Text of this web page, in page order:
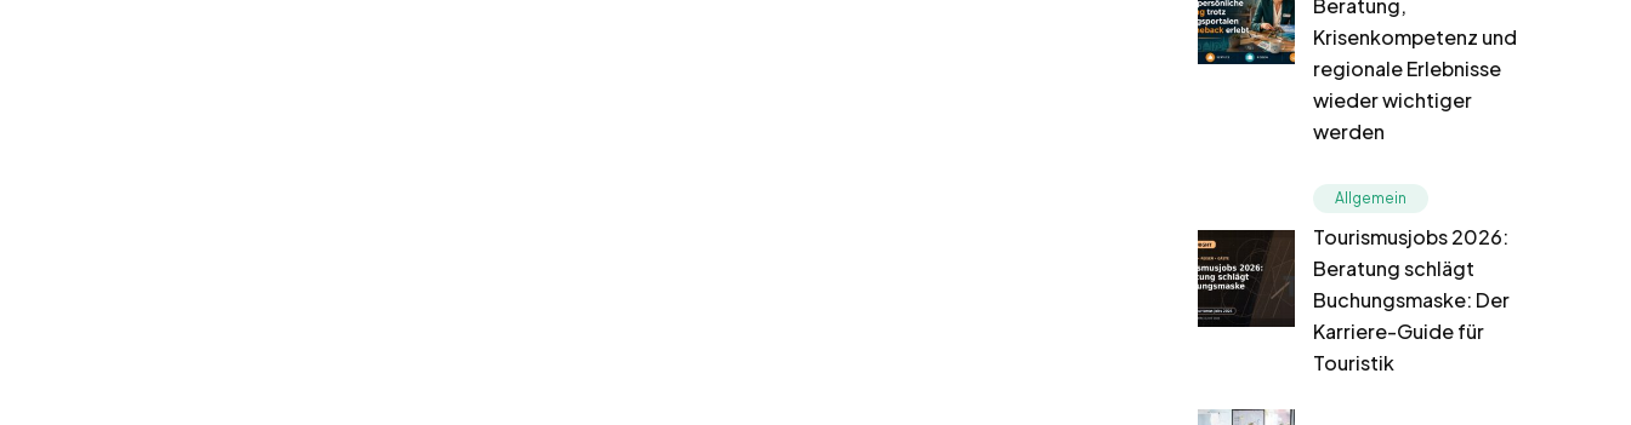
Beratung,
Krisenkompetenz und
regionale Erlebnisse
wieder wichtiger
werden
Allgemein
Tourismusjobs 2026:
Beratung schlägt
Buchungsmaske: Der
Karriere-Guide für
Touristik